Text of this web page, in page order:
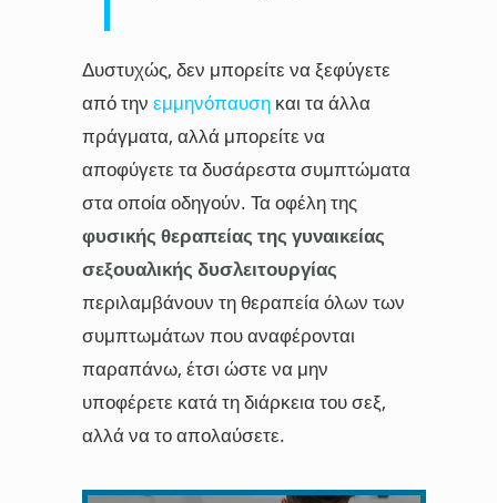
Δυστυχώς, δεν μπορείτε να ξεφύγετε
από την εμμηνόπαυση και τα άλλα
πράγματα, αλλά μπορείτε να
αποφύγετε τα δυσάρεστα συμπτώματα
στα οποία οδηγούν. Τα οφέλη της
φυσικής θεραπείας της γυναικείας
σεξουαλικής δυσλειτουργίας
περιλαμβάνουν τη θεραπεία όλων των
συμπτωμάτων που αναφέρονται
παραπάνω, έτσι ώστε να μην
υποφέρετε κατά τη διάρκεια του σεξ,
αλλά να το απολαύσετε.